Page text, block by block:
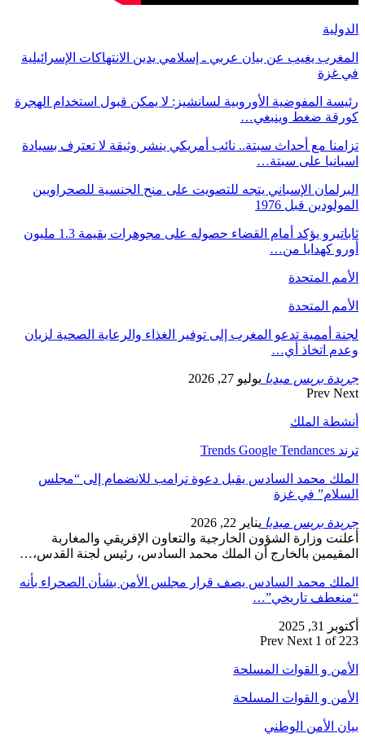
الدولية
المغرب يغيب عن بيان عربي ـ إسلامي يدين الانتهاكات الإسرائيلية
في غزة
رئيسة المفوضية الأوروبية لسانشيز: لا يمكن قبول استخدام الهجرة
كورقة ضغط وينبغي…
تزامنا مع أحداث سبتة.. نائب أمريكي ينشر وثيقة لا تعترف بسيادة
اسبانيا على سبتة…
البرلمان الإسباني يتجه للتصويت على منح الجنسية للصحراويين
المولودين قبل 1976
ثاباتيرو يؤكد أمام القضاء حصوله على مجوهرات بقيمة 1.3 مليون
أورو كهدايا من…
الأمم المتحدة
الأمم المتحدة
لجنة أممية تدعو المغرب إلى توفير الغذاء والرعاية الصحية لزيان
وعدم اتخاذ أي…
جريدة بريس ميديا يوليو 27, 2026
Prev Next
أنشطة الملك
ترند Trends Google Tendances
الملك محمد السادس يقبل دعوة ترامب للانضمام إلى “مجلس
السلام” في غزة
جريدة بريس ميديا يناير 22, 2026
أعلنت وزارة الشؤون الخارجية والتعاون الإفريقي والمغاربة
المقيمين بالخارج أن الملك محمد السادس، رئيس لجنة القدس،…
الملك محمد السادس يصف قرار مجلس الأمن بشأن الصحراء بأنه
“منعطف تاريخي”…
أكتوبر 31, 2025
Prev Next 1 of 223
الأمن و القوات المسلحة
الأمن و القوات المسلحة
بيان الأمن الوطني